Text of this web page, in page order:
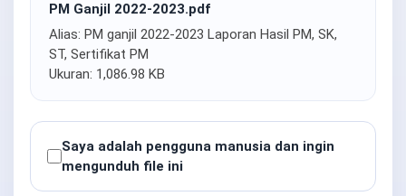
PM Ganjil 2022-2023.pdf
Alias: PM ganjil 2022-2023 Laporan Hasil PM, SK,
ST, Sertifikat PM
Ukuran: 1,086.98 KB
Saya adalah pengguna manusia dan ingin
mengunduh file ini